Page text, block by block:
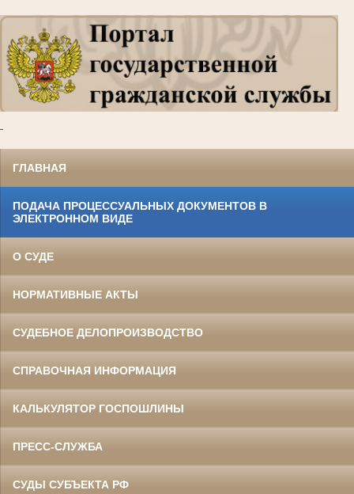
ГЛАВНАЯ
ПОДАЧА ПРОЦЕССУАЛЬНЫХ ДОКУМЕНТОВ В
ЭЛЕКТРОННОМ ВИДЕ
О СУДЕ
НОРМАТИВНЫЕ АКТЫ
СУДЕБНОЕ ДЕЛОПРОИЗВОДСТВО
СПРАВОЧНАЯ ИНФОРМАЦИЯ
КАЛЬКУЛЯТОР ГОСПОШЛИНЫ
ПРЕСС-СЛУЖБА
СУДЫ СУБЪЕКТА РФ